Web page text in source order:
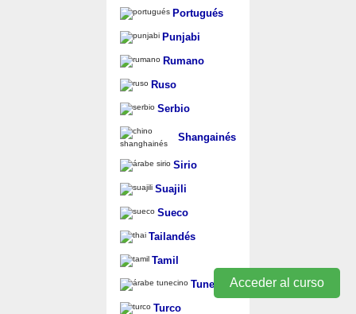
Acceder al curso
Portugués
Punjabi
Rumano
Ruso
Serbio
Shangainés
Sirio
Suajili
Sueco
Tailandés
Tamil
Tunecino
Turco